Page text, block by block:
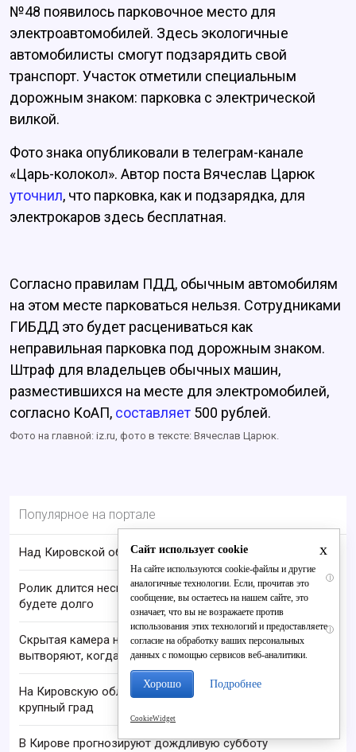
№48 появилось парковочное место для
электроавтомобилей. Здесь экологичные
автомобилисты смогут подзарядить свой
транспорт. Участок отметили специальным
дорожным знаком: парковка с электрической
вилкой.
Фото знака опубликовали в телеграм-канале
«Царь-колокол». Автор поста Вячеслав Царюк
уточнил, что парковка, как и подзарядка, для
электрокаров здесь бесплатная.
Согласно правилам ПДД, обычным автомобилям
на этом месте парковаться нельзя. Сотрудниками
ГИБДД это будет расцениваться как
неправильная парковка под дорожным знаком.
Штраф для владельцев обычных машин,
разместившихся на месте для электромобилей,
согласно КоАП, составляет 500 рублей.
Фото на главной: iz.ru, фото в тексте: Вячеслав Царюк.
Популярное на портале
Над Кировской областью сбили БПЛА
i
Ролик длится несколько секунд, а смеяться вы
будете долго
i
Скрытая камера на пляже Крыма: Что люди
вытворяют, когда их не видят...
На Кировскую область надвигаются шквалы и
крупный град
В Кирове прогнозируют дождливую субботу
x
Сайт использует cookie
На сайте используются cookie-файлы и другие
аналогичные технологии. Если, прочитав это
сообщение, вы остаетесь на нашем сайте, это
означает, что вы не возражаете против
использования этих технологий и предоставляете
согласие на обработку ваших персональных
данных с помощью сервисов веб-аналитики.
Хорошо Подробнее
CookieWidget